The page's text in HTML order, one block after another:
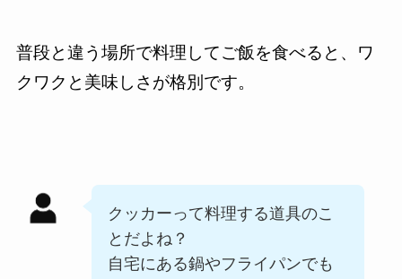
普段と違う場所で料理してご飯を食べると、ワ
クワクと美味しさが格別です。
クッカーって料理する道具のこ
とだよね？
自宅にある鍋やフライパンでも